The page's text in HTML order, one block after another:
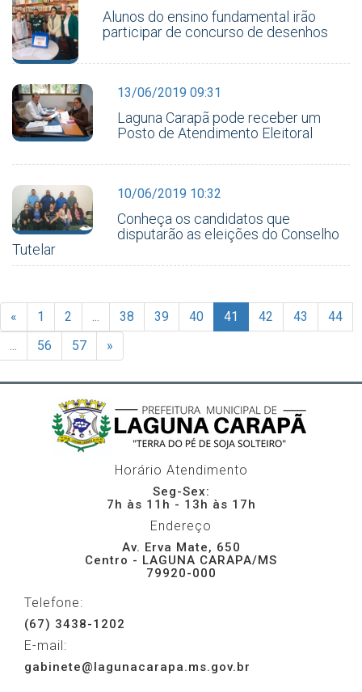
Alunos do ensino fundamental irão
participar de concurso de desenhos
13/06/2019 09:31
Laguna Carapã pode receber um
Posto de Atendimento Eleitoral
10/06/2019 10:32
Conheça os candidatos que
disputarão as eleições do Conselho
Tutelar
« 1 2 38 39 40 41 42 43
44
56 57 »
Horário Atendimento
Seg-Sex:
7h às 11h - 13h às 17h
Endereço
Av. Erva Mate, 650
Centro - LAGUNA CARAPA/MS
79920-000
Telefone:
(67) 3438-1202
E-mail:
gabinete@lagunacarapa.ms.gov.br